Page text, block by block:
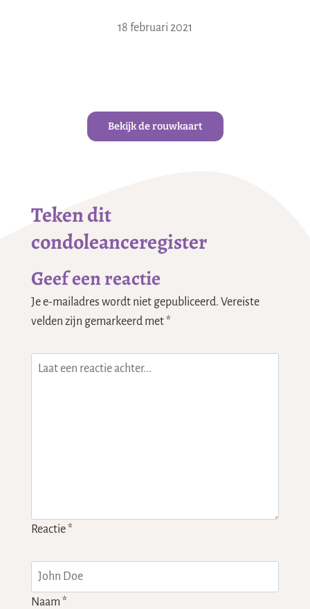
18 februari 2021
Bekijk de rouwkaart
Teken dit
condoleanceregister
Geef een reactie
Je e-mailadres wordt niet gepubliceerd. Vereiste
velden zijn gemarkeerd met*
Reactie*
Naam *